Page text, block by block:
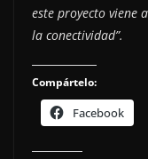
este proyecto viene
la conectividad”.
Compártelo:
Facebook